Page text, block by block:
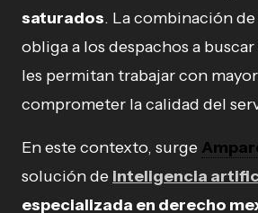
saturados. La combinación
obliga a los despachos a
les permitan trabajar con
comprometer la calidad del
En este contexto, surge
solución de inteligencia
especializada en derecho